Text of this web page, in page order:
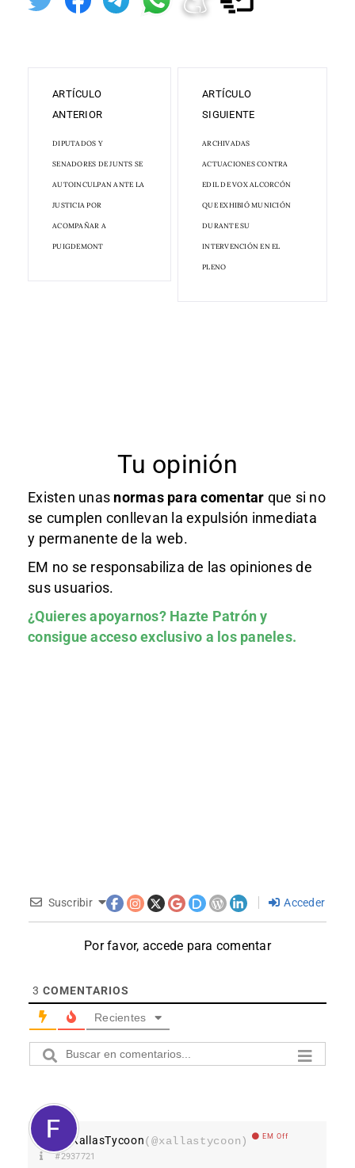
ARTÍCULO
ANTERIOR
DIPUTADOS Y
SENADORES DE JUNTS SE
AUTOINCULPAN ANTE LA
JUSTICIA POR
ACOMPAÑAR A
PUIGDEMONT
ARTÍCULO
SIGUIENTE
ARCHIVADAS
ACTUACIONES CONTRA
EDIL DE VOX ALCORCÓN
QUE EXHIBIÓ MUNICIÓN
DURANTE SU
INTERVENCIÓN EN EL
PLENO
Tu opinión
Existen unas normas para comentar que si no
se cumplen conllevan la expulsión inmediata
y permanente de la web.
EM no se responsabiliza de las opiniones de
sus usuarios.
¿Quieres apoyarnos? Hazte Patróny
consigue acceso exclusivo a los paneles.
Suscribir Acceder
Por favor, accede para comentar
3 COMENTARIOS
Recientes
XallasTycoon(@xallastycoon) EM Off
#2937721